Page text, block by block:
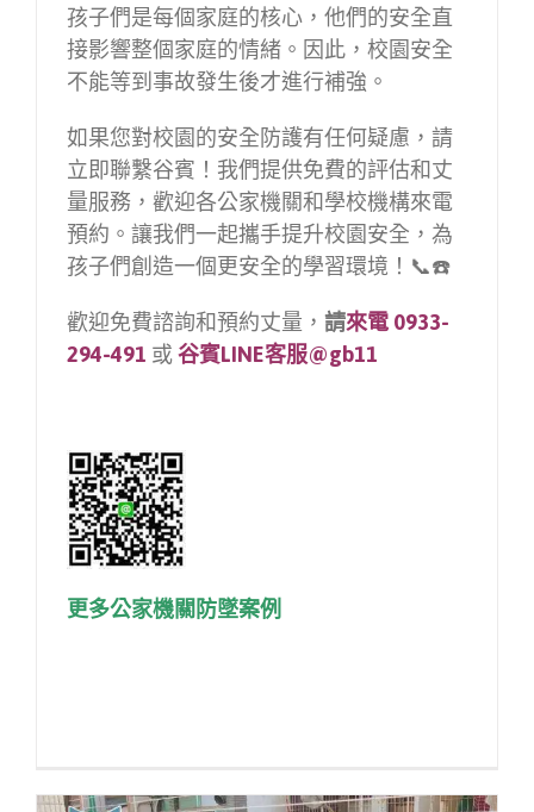
孩子們是每個家庭的核心，他們的安全直
接影響整個家庭的情緒。因此，校園安全
不能等到事故發生後才進行補強。
如果您對校園的安全防護有任何疑慮，請
立即聯繫谷賓！我們提供免費的評估和丈
量服務，歡迎各公家機關和學校機構來電
預約。讓我們一起攜手提升校園安全，為
孩子們創造一個更安全的學習環境！📞☎️
歡迎免費諮詢和預約丈量， 請來電 0933-
294-491 或谷賓LINE客服@gb11
更多公家機關防墜案例